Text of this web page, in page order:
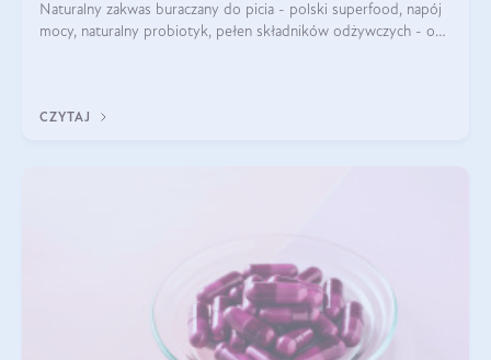
Naturalny zakwas buraczany do picia - polski superfood, napój
mocy, naturalny probiotyk, pełen składników odżywczych - o
CZYTAJ